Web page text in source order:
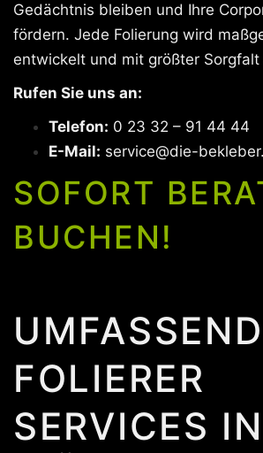
Gedächtnis bleiben und Ihre
fördern. Jede Folierung wird
entwickelt und mit größter
Rufen Sie uns an:
Telefon: 0 23 32 – 91 44 44
E-Mail: service@die-
SOFORT
BUCHEN!
FOLIERER
SERVICES IN